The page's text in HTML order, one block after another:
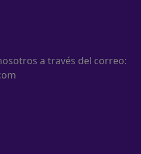
a través del correo: